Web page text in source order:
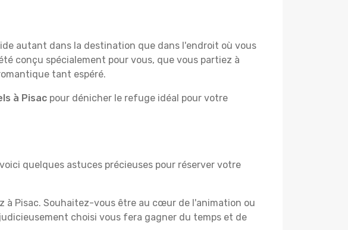
autant dans la destination que dans l'endroit où vous
conçu spécialement pour vous, que vous partiez à
tant espéré.
à Pisac pour dénicher le refuge idéal pour votre
quelques astuces précieuses pour réserver votre
à Pisac. Souhaitez-vous être au cœur de l'animation ou
choisi vous fera gagner du temps et de